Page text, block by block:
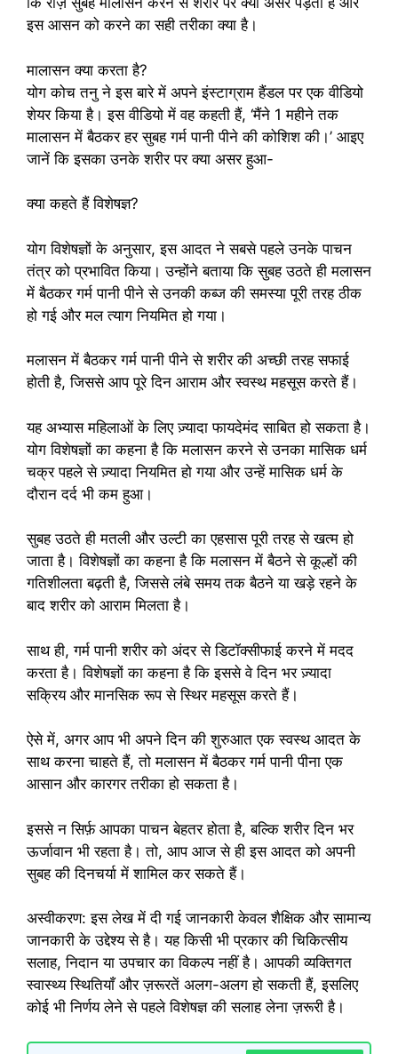
इस आसन को करने का सही तरीका क्या है।
मालासन क्या करता है?
योग कोच तनु ने इस बारे में अपने इंस्टाग्राम हैंडल पर एक वीडियो
शेयर किया है। इस वीडियो में वह कहती हैं, ‘मैंने 1 महीने तक
मालासन में बैठकर हर सुबह गर्म पानी पीने की कोशिश की।’ आइए
जानें कि इसका उनके शरीर पर क्या असर हुआ-
क्या कहते हैं विशेषज्ञ?
योग विशेषज्ञों के अनुसार, इस आदत ने सबसे पहले उनके पाचन
तंत्र को प्रभावित किया। उन्होंने बताया कि सुबह उठते ही मलासन
में बैठकर गर्म पानी पीने से उनकी कब्ज की समस्या पूरी तरह ठीक
हो गई और मल त्याग नियमित हो गया।
मलासन में बैठकर गर्म पानी पीने से शरीर की अच्छी तरह सफाई
होती है, जिससे आप पूरे दिन आराम और स्वस्थ महसूस करते हैं।
यह अभ्यास महिलाओं के लिए ज़्यादा फायदेमंद साबित हो सकता है।
योग विशेषज्ञों का कहना है कि मलासन करने से उनका मासिक धर्म
चक्र पहले से ज़्यादा नियमित हो गया और उन्हें मासिक धर्म के
दौरान दर्द भी कम हुआ।
सुबह उठते ही मतली और उल्टी का एहसास पूरी तरह से खत्म हो
जाता है। विशेषज्ञों का कहना है कि मलासन में बैठने से कूल्हों की
गतिशीलता बढ़ती है, जिससे लंबे समय तक बैठने या खड़े रहने के
बाद शरीर को आराम मिलता है।
साथ ही, गर्म पानी शरीर को अंदर से डिटॉक्सीफाई करने में मदद
करता है। विशेषज्ञों का कहना है कि इससे वे दिन भर ज़्यादा
सक्रिय और मानसिक रूप से स्थिर महसूस करते हैं।
ऐसे में, अगर आप भी अपने दिन की शुरुआत एक स्वस्थ आदत के
साथ करना चाहते हैं, तो मलासन में बैठकर गर्म पानी पीना एक
आसान और कारगर तरीका हो सकता है।
इससे न सिर्फ़ आपका पाचन बेहतर होता है, बल्कि शरीर दिन भर
ऊर्जावान भी रहता है। तो, आप आज से ही इस आदत को अपनी
सुबह की दिनचर्या में शामिल कर सकते हैं।
अस्वीकरण: इस लेख में दी गई जानकारी केवल शैक्षिक और सामान्य
जानकारी के उद्देश्य से है। यह किसी भी प्रकार की चिकित्सीय
सलाह, निदान या उपचार का विकल्प नहीं है। आपकी व्यक्तिगत
स्वास्थ्य स्थितियाँ और ज़रूरतें अलग-अलग हो सकती हैं, इसलिए
कोई भी निर्णय लेने से पहले विशेषज्ञ की सलाह लेना ज़रूरी है।